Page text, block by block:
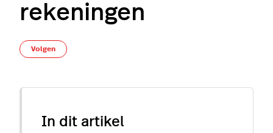
rekeningen
Volgen
In dit artikel